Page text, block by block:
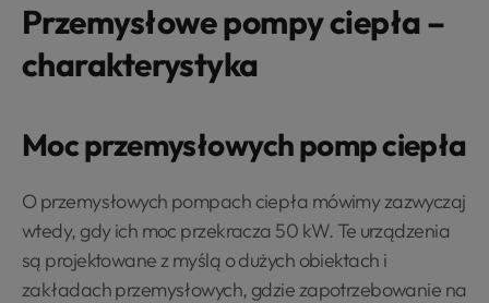
Przemysłowe pompy ciepła –
charakterystyka
Moc przemysłowych pomp ciepła
O przemysłowych pompach ciepła mówimy zazwyczaj
wtedy, gdy ich moc przekracza 50 kW. Te urządzenia
są projektowane z myślą o dużych obiektach i
zakładach przemysłowych, gdzie zapotrzebowanie na